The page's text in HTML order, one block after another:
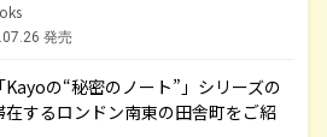
発売
の“秘密のノート”」シリーズの
するロンドン南東の田舎町をご紹